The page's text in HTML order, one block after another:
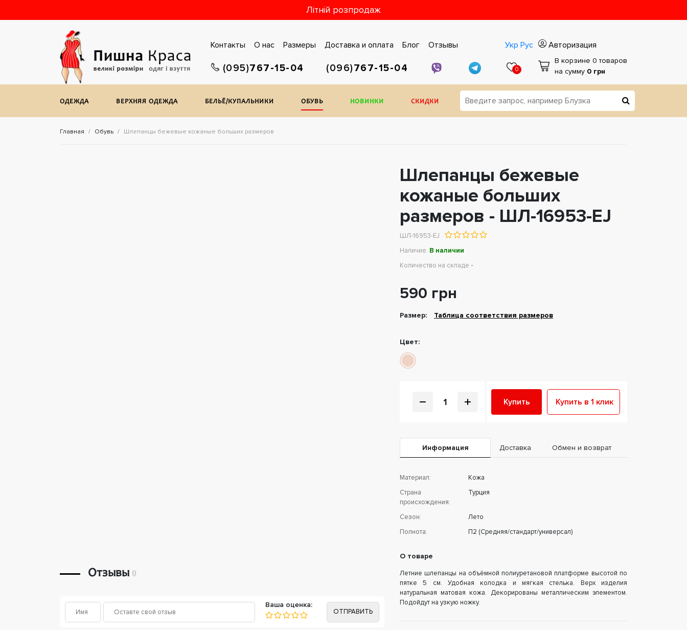
Літній розпродаж
Контакты О нас Размеры Доставка и оплата Блог Отзывы
(095)767-15-04 (096)767-15-04
Укр Рус
0
Авторизация
В корзине 0 товаров
на сумму 0 грн
ОДЕЖДА ВЕРХНЯЯ ОДЕЖДА БЕЛЬЁ/КУПАЛЬНИКИ ОБУВЬ НОВИНКИ СКИДКИ
Главная Обувь Шлепанцы бежевые кожаные больших размеров
Отзывы 0
Ваша оценка:
Шлепанцы бежевые
кожаные больших
размеров - ШЛ-16953-EJ
ШЛ-16953-EJ
Наличие: В наличии
Количество на складе -
590 грн
Размер: Таблица соответствия размеров
Цвет:
1 Купить Купить в 1 клик
Информация Доставка Обмен и возврат
Материал:
Кожа
Страна
происхождения:
Турция
Сезон:
Лето
Полнота:
П2 (Средняя/стандарт/универсал)
О товаре
Летние шлепанцы на объёмной полиуретановой платформе высотой по
пятке 5 см. Удобная колодка и мягкая стелька. Верх изделия
натуральная матовая кожа. Декорированы металлическим элементом.
Подойдут на узкую ножку.